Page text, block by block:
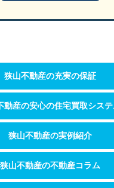
を工夫するという方法もオ
入間市の売却相談はこちら
は「欠陥」や「不具合」な
意するものや必要書類
識別情報通知書
知書
残債の有無によって変動
結果の確認」
却を検討されている方は、
狭山不動産の充実の保証
動産の安心の住宅買取システ
狭山不動産の実例紹介
狭山不動産の不動産コラム